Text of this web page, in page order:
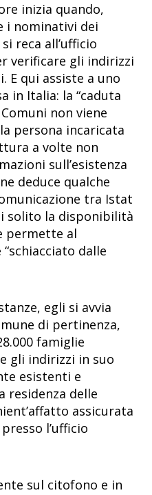
inizia quando,
i nominativi dei
reca all’ufficio
verificare gli indirizzi
E qui assiste a uno
in Italia: la “caduta
non viene
persona incaricata
a volte non
sull’esistenza
deduce qualche
tra Istat
solito la disponibilità
permette al
dalle
egli si avvia
di pertinenza,
famiglie
gli indirizzi in suo
esistenti e
residenza delle
assicurata
l’ufficio
sul citofono e in